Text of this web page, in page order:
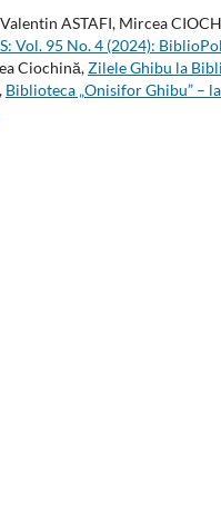
ASTAFI, Mircea
Vol. 95 No. 4 (2024):
Ciochină,Zilele Ghibu la
Biblioteca „Onisifor Ghibu” –